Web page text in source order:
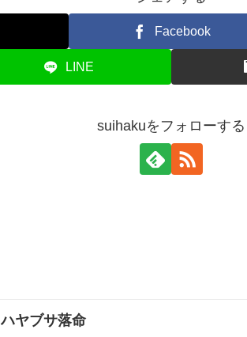
Facebook
LINE
suihakuをフォローする
ハヤブサ落命